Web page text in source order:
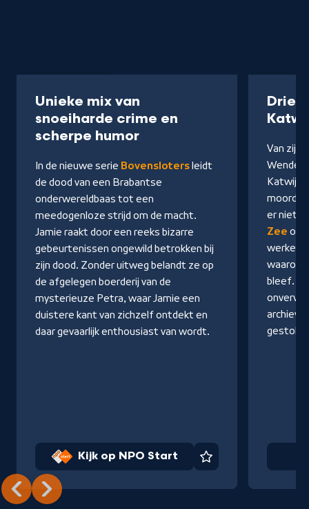
Unieke mix van
snoeiharde crime en
scherpe humor-
op
NPO
Start
In de nieuwe serie Bovensloters leidt
de dood van een Brabantse
onderwereldbaas tot een
meedogenloze strijd om de macht.
Jamie raakt door een reeks bizarre
gebeurtenissen ongewild betrokken bij
zijn dood. Zonder uitweg belandt ze op
de afgelegen boerderij van de
mysterieuze Petra, waar Jamie een
duistere kant van zichzelf ontdekt en
daar gevaarlijk enthousiast van wordt.
Kijk op NPO Start Favoriet
Drie
Van zijn
Wendel
er niet
Zee
werkelijk
waarom
bleef.